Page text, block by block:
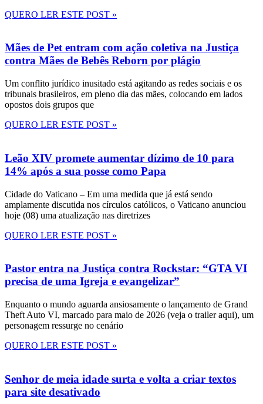
QUERO LER ESTE POST »
Mães de Pet entram com ação coletiva na Justiça
contra Mães de Bebês Reborn por plágio
Um conflito jurídico inusitado está agitando as redes sociais e os
tribunais brasileiros, em pleno dia das mães, colocando em lados
opostos dois grupos que
QUERO LER ESTE POST »
Leão XIV promete aumentar dízimo de 10 para
14% após a sua posse como Papa
Cidade do Vaticano – Em uma medida que já está sendo
amplamente discutida nos círculos católicos, o Vaticano anunciou
hoje (08) uma atualização nas diretrizes
QUERO LER ESTE POST »
Pastor entra na Justiça contra Rockstar: “GTA VI
precisa de uma Igreja e evangelizar”
Enquanto o mundo aguarda ansiosamente o lançamento de Grand
Theft Auto VI, marcado para maio de 2026 (veja o trailer aqui), um
personagem ressurge no cenário
QUERO LER ESTE POST »
Senhor de meia idade surta e volta a criar textos
para site desativado